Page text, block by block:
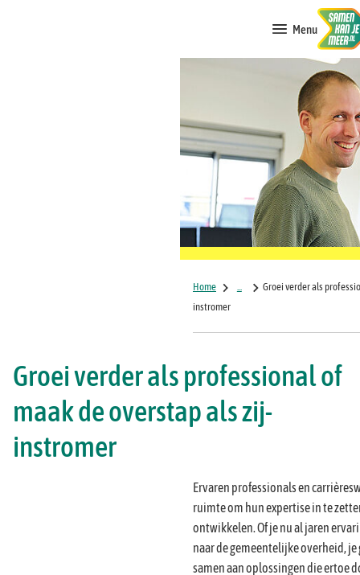
Menu
Home
Groei verder als
instromer
Groei verder als professional of
maak de overstap als zij-
instromer
Ervaren professionals en
ruimte om hun expertise in te
ontwikkelen. Of je nu al jaren
naar de gemeentelijke overheid,
samen aan oplossingen die ertoe